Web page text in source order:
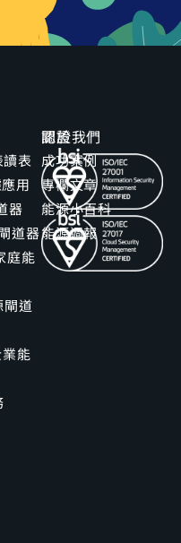
表
用
器
道器
庭能
閘道
能
關於我們
成功案例
專欄文章
能源小百科
能源週報
認證